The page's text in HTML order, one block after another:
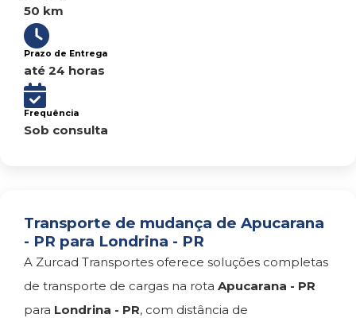
50 km
Prazo de Entrega
até 24 horas
Frequência
Sob consulta
Transporte de mudança de Apucarana
- PR para Londrina - PR
A Zurcad Transportes oferece soluções completas
de transporte de cargas na rota Apucarana - PR
para Londrina - PR, com distância de